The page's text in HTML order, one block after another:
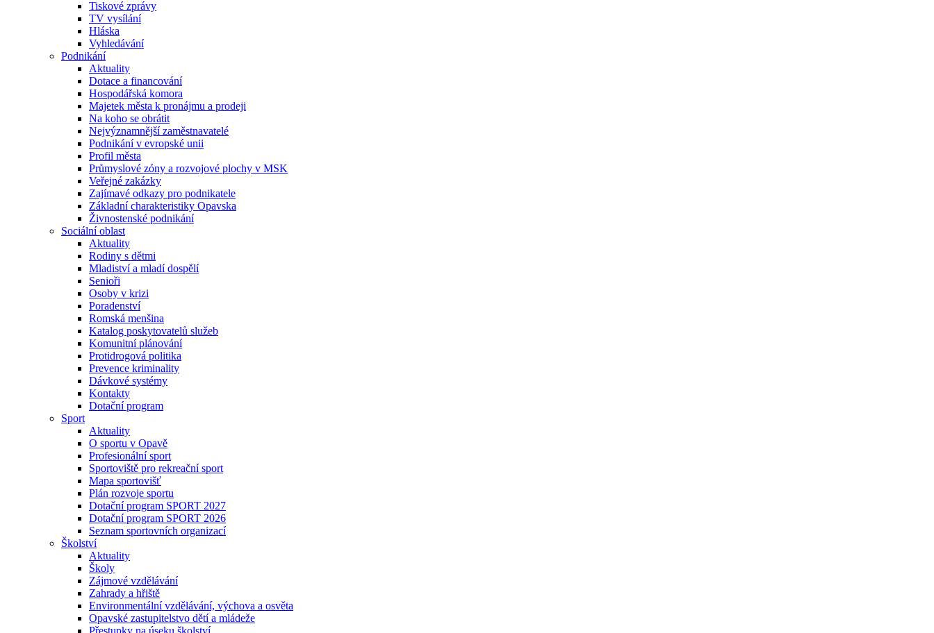
Tiskové zprávy
TV vysílání
Hláska
Vyhledávání
Podnikání
Aktuality
Dotace a financování
Hospodářská komora
Majetek města k pronájmu a prodeji
Na koho se obrátit
Nejvýznamnější zaměstnavatelé
Podnikání v evropské unii
Profil města
Průmyslové zóny a rozvojové plochy v MSK
Veřejné zakázky
Zajímavé odkazy pro podnikatele
Základní charakteristiky Opavska
Živnostenské podnikání
Sociální oblast
Aktuality
Rodiny s dětmi
Mladiství a mladí dospělí
Senioři
Osoby v krizi
Poradenství
Romská menšina
Katalog poskytovatelů služeb
Komunitní plánování
Protidrogová politika
Prevence kriminality
Dávkové systémy
Kontakty
Dotační program
Sport
Aktuality
O sportu v Opavě
Profesionální sport
Sportoviště pro rekreační sport
Mapa sportovišť
Plán rozvoje sportu
Dotační program SPORT 2027
Dotační program SPORT 2026
Seznam sportovních organizací
Školství
Aktuality
Školy
Zájmové vzdělávání
Zahrady a hřiště
Environmentální vzdělávání, výchova a osvěta
Opavské zastupitelstvo dětí a mládeže